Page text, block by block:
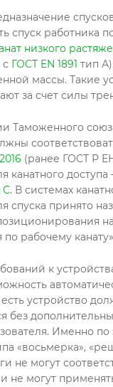
спуск работника
низкого
с ГОСТ EN 1891 тип
массы. Такие
за счет силы
Таможенного
(ранее ГОСТ Р
канатного
С. В системах
спуска принято
рабочему
к
устройство
без
Именно
«восьмерка»,
не могут
не могут